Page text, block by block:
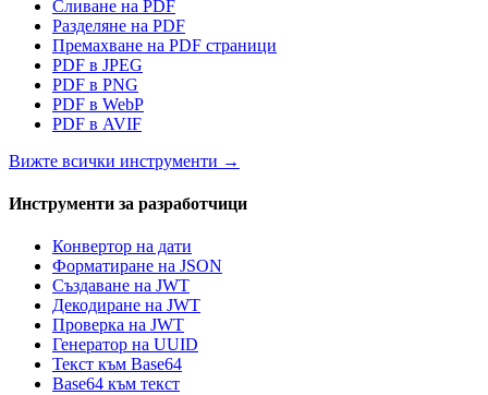
Сливане на PDF
Разделяне на PDF
Премахване на PDF страници
PDF в JPEG
PDF в PNG
PDF в WebP
PDF в AVIF
Вижте всички инструменти →
Инструменти за разработчици
Конвертор на дати
Форматиране на JSON
Създаване на JWT
Декодиране на JWT
Проверка на JWT
Генератор на UUID
Текст към Base64
Base64 към текст